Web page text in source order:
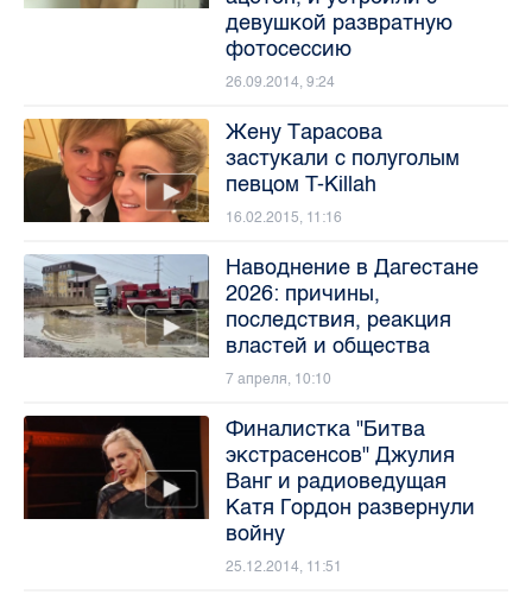
девушкой развратную
фотосессию
26.09.2014, 9:24
Жену Тарасова
застукали с полуголым
певцом T-Killah
16.02.2015, 11:16
Наводнение в Дагестане
2026: причины,
последствия, реакция
властей и общества
7 апреля, 10:10
Финалистка "Битва
экстрасенсов" Джулия
Ванг и радиоведущая
Катя Гордон развернули
войну
25.12.2014, 11:51